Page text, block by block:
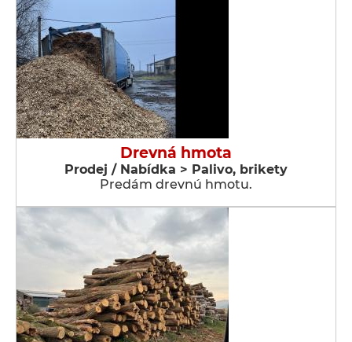
Drevná hmota
Prodej / Nabídka > Palivo, brikety
Predám drevnú hmotu.